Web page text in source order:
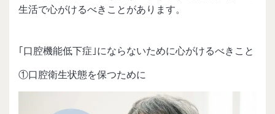
生活で心がけるべきことがあります。
｢口腔機能低下症｣にならないために心がけるべきこと
①口腔衛生状態を保つために